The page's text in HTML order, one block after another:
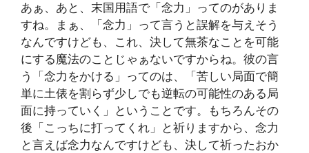
あぁ、あと、末国用語で「念力」ってのがありま
すね。まぁ、「念力」って言うと誤解を与えそう
なんですけども、これ、決して無茶なことを可能
にする魔法のことじゃぁないですからね。彼の言
う「念力をかける」ってのは、「苦しい局面で簡
単に土俵を割らず少しでも逆転の可能性のある局
面に持っていく」ということです。もちろんその
後「こっちに打ってくれ」と祈りますから、念力
と言えば念力なんですけども、決して祈ったおか